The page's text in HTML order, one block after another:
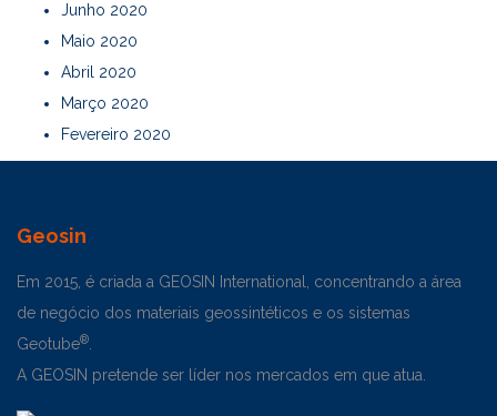
Junho 2020
Maio 2020
Abril 2020
Março 2020
Fevereiro 2020
Geosin
Em 2015, é criada a GEOSIN International, concentrando a área
de negócio dos materiais geossintéticos e os sistemas
Geotube®.
A GEOSIN pretende ser líder nos mercados em que atua.